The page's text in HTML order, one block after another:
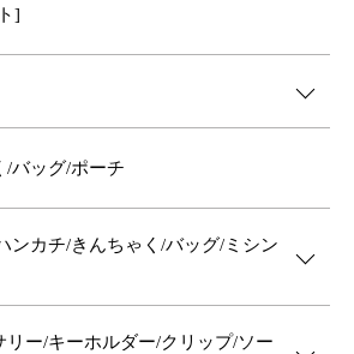
]
/バッグ/ポーチ
ンカチ/きんちゃく/バッグ/ミシン
ー/キーホルダー/クリップ/ソー